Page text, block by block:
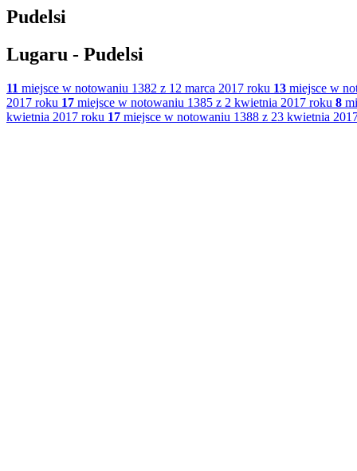
Pudelsi
Lugaru - Pudelsi
11 miejsce w notowaniu 1382 z 12 marca 2017 roku 13 miejsce w
2017 roku 17 miejsce w notowaniu 1385 z 2 kwietnia 2017 roku 8
kwietnia 2017 roku 17 miejsce w notowaniu 1388 z 23 kwietnia